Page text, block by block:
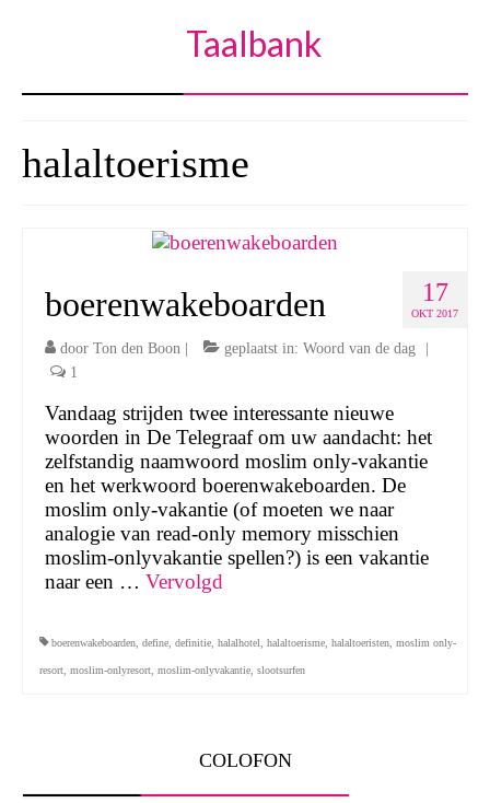
Taalbank
halaltoerisme
17
OKT 2017
boerenwakeboarden
door Ton den Boon | geplaatst in: Woord van de dag
|
1
Vandaag strijden twee interessante nieuwe
woorden in De Telegraaf om uw aandacht: het
zelfstandig naamwoord moslim only-vakantie
en het werkwoord boerenwakeboarden. De
moslim only-vakantie (of moeten we naar
analogie van read-only memory misschien
moslim-onlyvakantie spellen?) is een vakantie
naar een … Vervolgd
boerenwakeboarden define definitie halalhotel halaltoerisme halaltoeristen moslim only-
resort moslim-onlyresort moslim-onlyvakantie slootsurfen
COLOFON